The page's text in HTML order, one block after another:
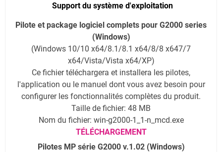
Support du système d'exploitation
Pilote et package logiciel complets pour G2000 series
(Windows)
(Windows 10/10 x64/8.1/8.1 x64/8/8 x647/7
x64/Vista/Vista x64/XP)
Ce fichier téléchargera et installera les pilotes,
l'application ou le manuel dont vous avez besoin pour
configurer les fonctionnalités complètes du produit.
Taille de fichier: 48 MB
Nom du fichier: win-g2000-1_1-n_mcd.exe
TÉLÉCHARGEMENT
Pilotes MP série G2000 v.1.02 (Windows)